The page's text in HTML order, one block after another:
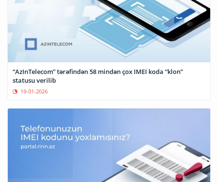
“AzInTelecom” tərəfindən 58 mindən çox IMEI koda “klon”
statusu verilib
19-01-2026